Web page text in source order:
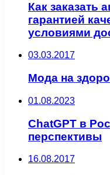
Как заказать
гарантией
условиями
03.03.2017
Мода на
01.08.2023
ChatGPT в
перспективы
16.08.2017